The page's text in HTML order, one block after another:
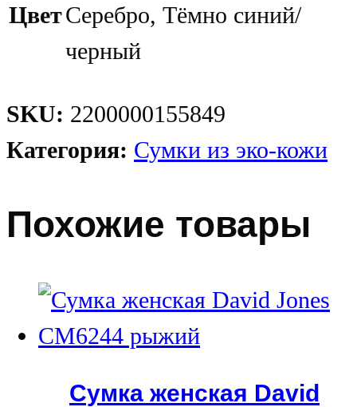
ЦветСеребро, Тёмно синий/
черный
SKU: 2200000155849
Категория: Сумки из эко-кожи
Похожие товары
Сумка женская David